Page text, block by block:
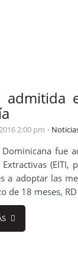
admitida
2:00 pm
Dominicana fue
Extractivas
a adoptar las
de 18 meses,